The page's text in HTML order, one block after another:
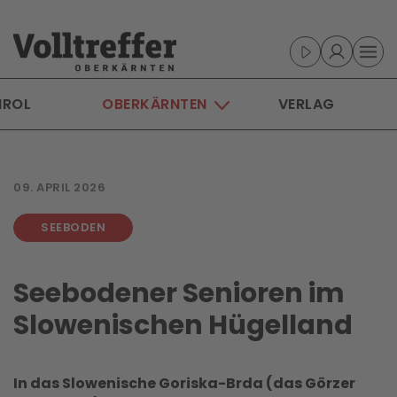
Skip to main content
OBERKÄRNTEN VERLAG
09. APRIL 2026
SEEBODEN
Seebodener Senioren im
Slowenischen Hügelland
In das Slowenische Goriska-Brda (das Görzer